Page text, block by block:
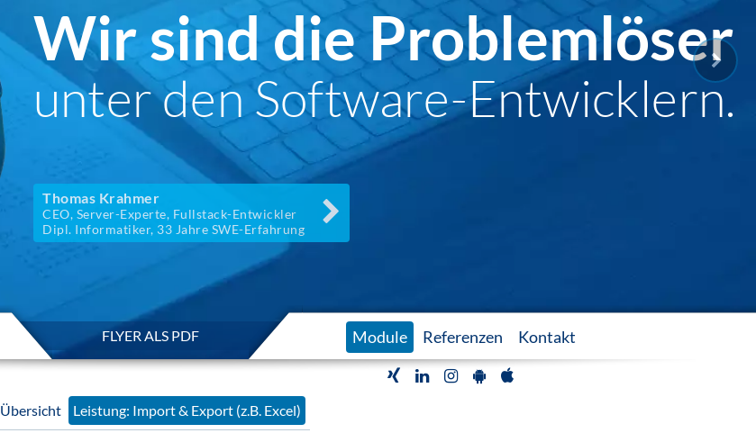
Wir sind die Problemlöser
unter den Software-Entwicklern.
Thomas Krahmer
CEO, Server-Experte, Fullstack-Entwickler
Dipl. Informatiker, 33 Jahre SWE-Erfahrung
FLYER ALS PDF Module Referenzen Kontakt
Übersicht Leistung: Import & Export (z.B. Excel)